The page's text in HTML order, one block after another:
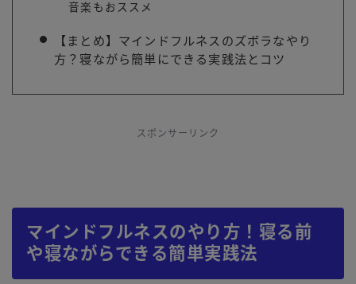
音楽もおススメ
【まとめ】マインドフルネスのズボラなやり
方？寝ながら簡単にできる実践法とコツ
スポンサーリンク
マインドフルネスのやり方！寝る前
や寝ながらできる簡単実践法